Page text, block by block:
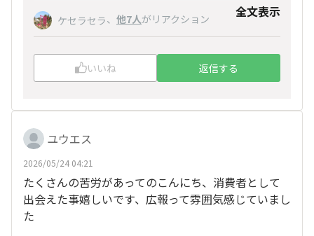
頑張ります！
ケセラセラ、 他7人がリアクション 全文表示
いいね 返信する
ユウエス
2026/05/24 04:21
たくさんの苦労があってのこんにち、消費者として
出会えた事嬉しいです、広報って雰囲気感じていまし
た